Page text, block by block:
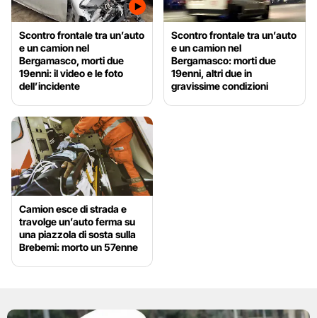
Scontro frontale tra un’auto
e un camion nel
Bergamasco, morti due
19enni: il video e le foto
dell’incidente
Scontro frontale tra un’auto
e un camion nel
Bergamasco: morti due
19enni, altri due in
gravissime condizioni
Camion esce di strada e
travolge un’auto ferma su
una piazzola di sosta sulla
Brebemi: morto un 57enne